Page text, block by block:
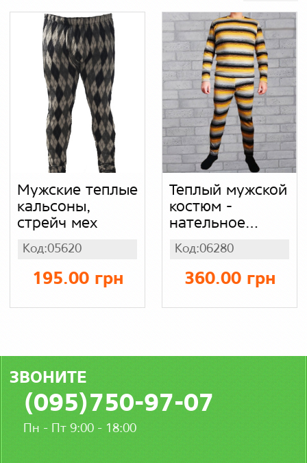
Мужские теплые
кальсоны,
стрейч мех
Код:05620
195.00 грн
Теплый мужской
костюм -
нательное
белье кофта с
длинным
рукавом и
штаны надпись
колумбия
80% шерсть
Код:06280
360.00 грн
ЗВОНИТЕ
(095)750-97-07
Пн - Пт 9:00 - 18:00